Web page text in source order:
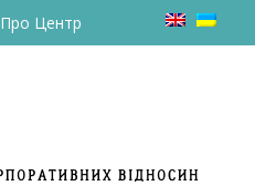
Про Центр